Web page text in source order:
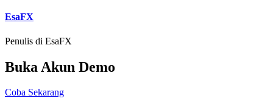
EsaFX
Penulis di EsaFX
Buka Akun Demo
Coba Sekarang